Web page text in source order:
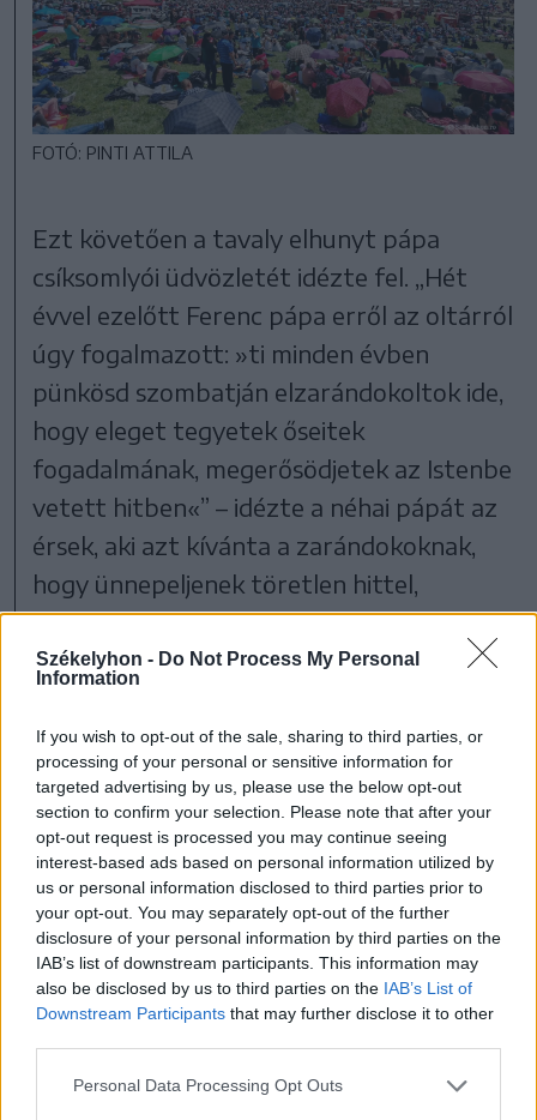
Székelyhon - Do Not Process My Personal
Information
If you wish to opt-out of the sale, sharing to third parties, or
processing of your personal or sensitive information for
targeted advertising by us, please use the below opt-out
section to confirm your selection. Please note that after your
opt-out request is processed you may continue seeing
interest-based ads based on personal information utilized by
us or personal information disclosed to third parties prior to
your opt-out. You may separately opt-out of the further
disclosure of your personal information by third parties on the
IAB’s list of downstream participants. This information may
also be disclosed by us to third parties on the IAB’s List of
Downstream Participants that may further disclose it to other
Personal Data Processing Opt Outs
FOTÓ: PINTI ATTILA
Ezt követően a tavaly elhunyt pápa
csíksomlyói üdvözletét idézte fel. „Hét
évvel ezelőtt Ferenc pápa erről az oltárról
úgy fogalmazott: »ti minden évben
pünkösd szombatján elzarándokoltok ide,
hogy eleget tegyetek őseitek
fogadalmának, megerősödjetek az Istenbe
vetett hitben«” – idézte a néhai pápát az
érsek, aki azt kívánta a zarándokoknak,
hogy ünnepeljenek töretlen hittel,
bizalommal és a búcsúhoz illő méltósággal.
2026. május 23., 12:57 • Tamás Attila
Urbán Erik: keressük az utat,
hogy visszataláljunk belső
forrásainkhoz
„Búcsúra jöttünk, elzarándokoltunk e
szent helyre, amely nem emberi szervezés
eredménye, hanem isteni hívás” –
köszöntötte a zarándokokat Urbán Erik, a
tartományfőnöke. Mint fogalmazott, a